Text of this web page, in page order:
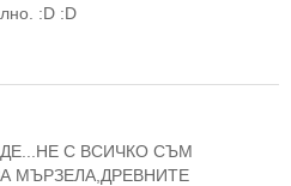
:D :D
ДЕ...НЕ С ВСИЧКО СЪМ
МЪРЗЕЛА,ДРЕВНИТЕ